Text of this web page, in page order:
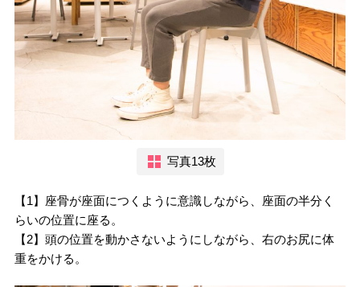
写真13枚
【1】座骨が座面につくように意識しながら、座面の半分く
らいの位置に座る。
【2】頭の位置を動かさないようにしながら、右のお尻に体
重をかける。